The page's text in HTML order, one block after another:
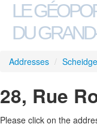
LE
DU
Addresses /
28, Rue
Please click on the